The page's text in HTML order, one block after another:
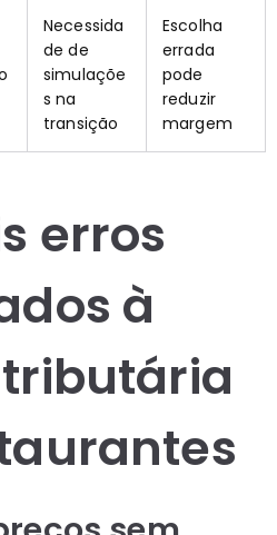
Necessida
de de
simulaçõe
s na
transição
Escolha
errada
pode
reduzir
margem
erros
à